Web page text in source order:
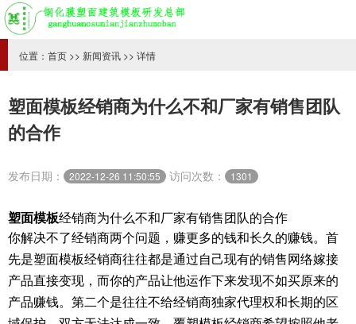
位置： 首页 >> 新闻资讯 >> 详情
塑面模板经销商为什么不和厂家有销售团队
的合作
发布日期： 2022-12-26 11:50:55 访问次数： 1301
塑面模板经销商为什么不和厂家有销售团队的合作
你解决不了经销商两个问题，赚更多的钱和长久的赚钱。首
先是塑面模板经销商往往都是通过自己现有的销售网络嫁接
产品直接变现，而你的产品让他运作下来发现不如买原来的
产品赚钱。第二个是往往不给经销商独家代理权和长期的区